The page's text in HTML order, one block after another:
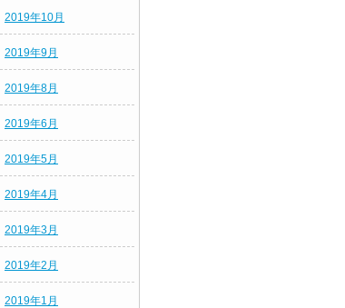
2019年10月
2019年9月
2019年8月
2019年6月
2019年5月
2019年4月
2019年3月
2019年2月
2019年1月